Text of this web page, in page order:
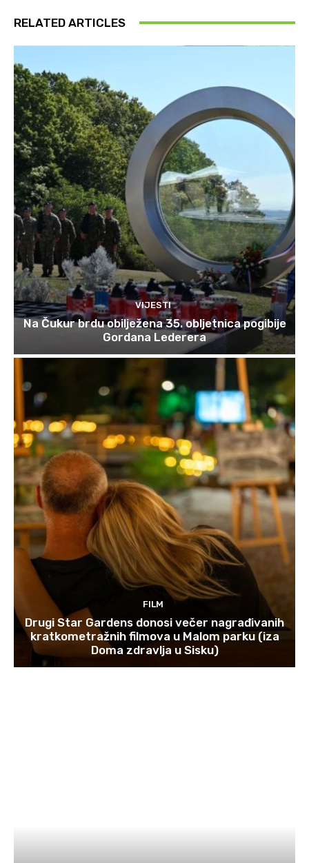
RELATED ARTICLES
VIJESTI
Na Čukur brdu obilježena 35. obljetnica pogibije
Gordana Lederera
FILM
Drugi Star Gardens donosi večer nagrađivanih
kratkometražnih filmova u Malom parku (iza
Doma zdravlja u Sisku)